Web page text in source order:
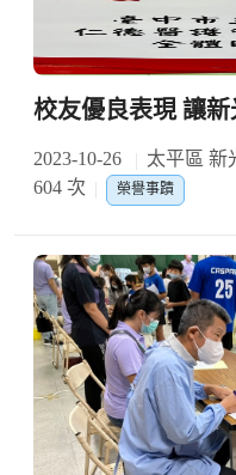
校友優良表現 讓
2023-10-26 太平區 新
604 次
榮譽事蹟